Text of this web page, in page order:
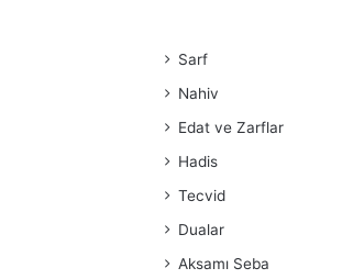
Sarf
Nahiv
Edat ve Zarflar
Hadis
Tecvid
Dualar
Aksamı Seba